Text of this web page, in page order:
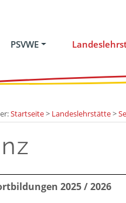
PSVWE
Startseite> Landeslehrstätte>
2025 / 2026